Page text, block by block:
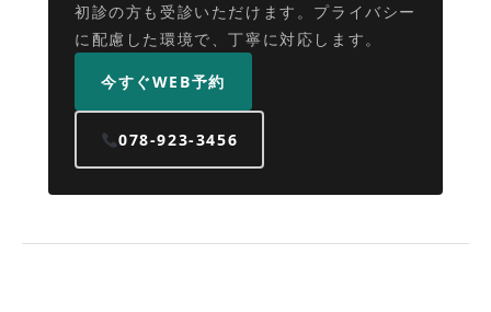
初診の方も受診いただけます。プライバシー
に配慮した環境で、丁寧に対応します。
今すぐWEB予約
078-923-3456